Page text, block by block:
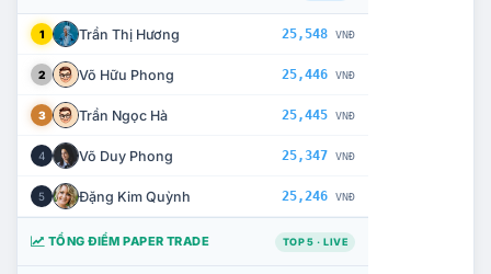
1 Trần Thị Hương 25,548 VNĐ
2 Võ Hữu Phong 25,446 VNĐ
3 Trần Ngọc Hà 25,445 VNĐ
4 Võ Duy Phong 25,347 VNĐ
5 Đặng Kim Quỳnh 25,246 VNĐ
TỔNG ĐIỂM PAPER TRADE TOP 5 · LIVE